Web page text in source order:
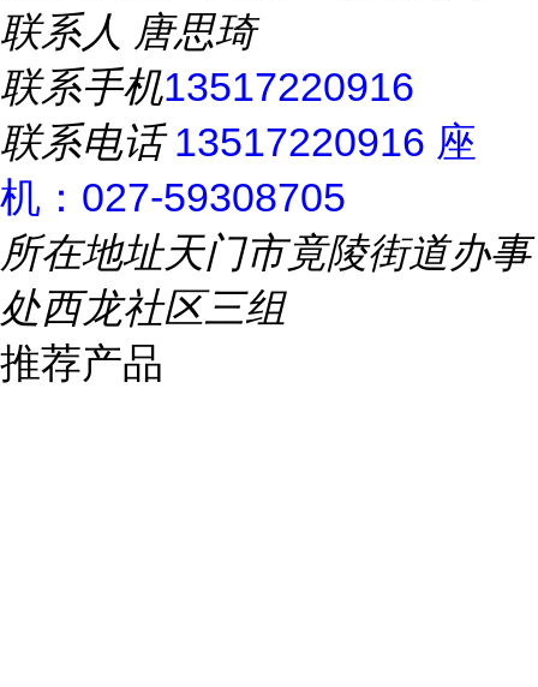
联系人 唐思琦
联系手机13517220916
联系电话13517220916 座
机：027-59308705
所在地址天门市竟陵街道办事
处西龙社区三组
推荐产品